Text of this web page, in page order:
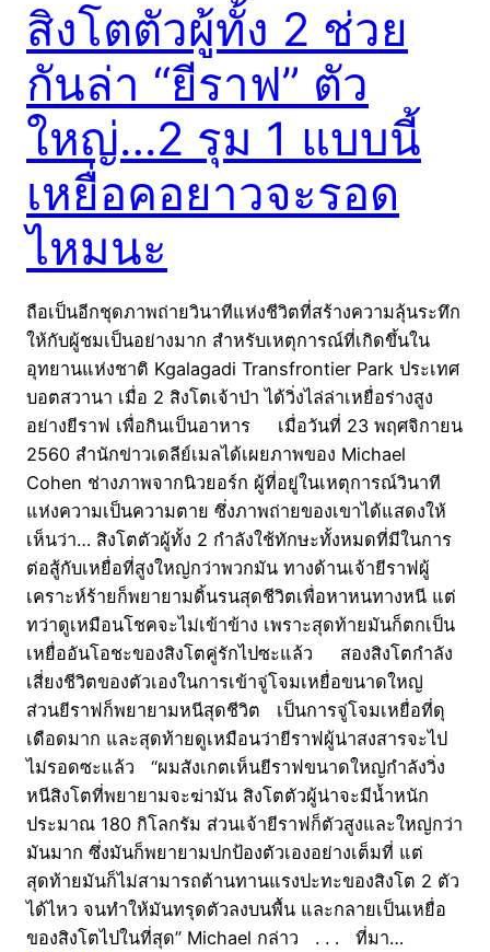
สิงโตตัวผู้ทั้ง 2 ช่วย
กันล่า “ยีราฟ” ตัว
ใหญ่…2 รุม 1 แบบนี้
เหยื่อคอยาวจะรอด
ไหมนะ
ถือเป็นอีกชุดภาพถ่ายวินาทีแห่งชีวิตที่สร้างความลุ้นระทึก
ให้กับผู้ชมเป็นอย่างมาก สำหรับเหตุการณ์ที่เกิดขึ้นใน
อุทยานแห่งชาติ Kgalagadi Transfrontier Park ประเทศ
บอตสวานา เมื่อ 2 สิงโตเจ้าป่า ได้วิ่งไล่ล่าเหยื่อร่างสูง
อย่างยีราฟ เพื่อกินเป็นอาหาร เมื่อวันที่ 23 พฤศจิกายน
2560 สำนักข่าวเดลีย์เมลได้เผยภาพของ Michael
Cohen ช่างภาพจากนิวยอร์ก ผู้ที่อยู่ในเหตุการณ์วินาที
แห่งความเป็นความตาย ซึ่งภาพถ่ายของเขาได้แสดงให้
เห็นว่า… สิงโตตัวผู้ทั้ง 2 กำลังใช้ทักษะทั้งหมดที่มีในการ
ต่อสู้กับเหยื่อที่สูงใหญ่กว่าพวกมัน ทางด้านเจ้ายีราฟผู้
เคราะห์ร้ายก็พยายามดิ้นรนสุดชีวิตเพื่อหาหนทางหนี แต่
ทว่าดูเหมือนโชคจะไม่เข้าข้าง เพราะสุดท้ายมันก็ตกเป็น
เหยื่ออันโอชะของสิงโตคู่รักไปซะแล้ว สองสิงโตกำลัง
เสี่ยงชีวิตของตัวเองในการเข้าจู่โจมเหยื่อขนาดใหญ่
ส่วนยีราฟก็พยายามหนีสุดชีวิต เป็นการจู่โจมเหยื่อที่ดุ
เดือดมาก และสุดท้ายดูเหมือนว่ายีราฟผู้น่าสงสารจะไป
ไม่รอดซะแล้ว “ผมสังเกตเห็นยีราฟขนาดใหญ่กำลังวิ่ง
หนีสิงโตที่พยายามจะฆ่ามัน สิงโตตัวผู้น่าจะมีน้ำหนัก
ประมาณ 180 กิโลกรัม ส่วนเจ้ายีราฟก็ตัวสูงและใหญ่กว่า
มันมาก ซึ่งมันก็พยายามปกป้องตัวเองอย่างเต็มที่ แต่
สุดท้ายมันก็ไม่สามารถต้านทานแรงปะทะของสิงโต 2 ตัว
ได้ไหว จนทำให้มันทรุดตัวลงบนพื้น และกลายเป็นเหยื่อ
ของสิงโตไปในที่สุด” Michael กล่าว . . . ที่มา…